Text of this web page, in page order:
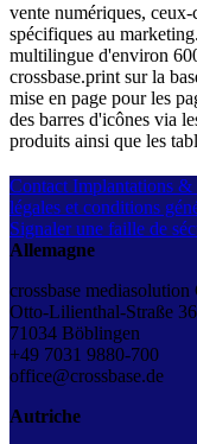
vente numériques,
spécifiques au
multilingue d'environ
crossbase.print sur la
mise en page pour les
des barres d'icônes via
produits ainsi que les
Contact Implantations &
légales et conditions
Signaler une faille de
Allemagne
crossbase
Otto-Lilienthal-Straße 36
71034 Böblingen
+49 7031 9880-700
office@crossbase.de
Autriche